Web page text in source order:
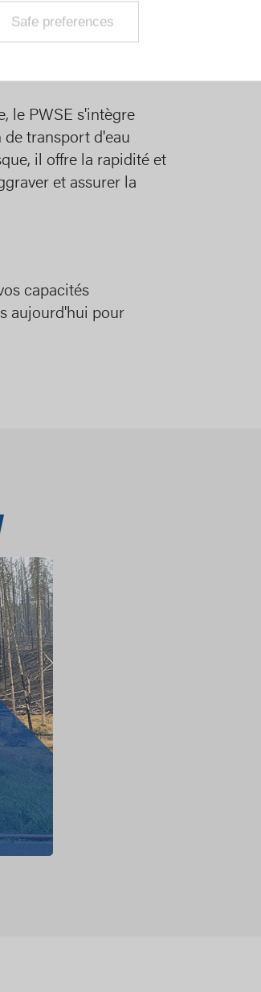
dans un large
d'établir
lorsque chaque
le PWSE s'intègre
transport d'eau
il offre la rapidité et
et assurer la
capacités
aujourd'hui pour
Safe preferences